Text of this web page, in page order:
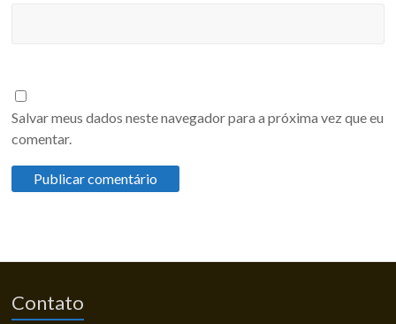
Salvar meus dados neste navegador para a próxima vez que eu
comentar.
Contato